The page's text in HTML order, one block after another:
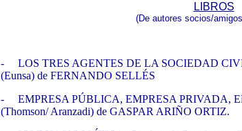
LIBROS
(De autores socios/
-
LOS TRES AGENTES DE LA SOCIEDAD
(Eunsa) de FERNANDO SELLÉS
-
EMPRESA PÚBLICA, EMPRESA PRIVADA,
(Thomson/ Aranzadi) de GASPAR ARIÑO ORTIZ.